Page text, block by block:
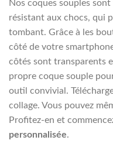
Nos coques souples
résistant aux chocs, qui
tombant. Grâce à les
côté de votre
côtés sont transparents
propre coque souple
outil convivial.
collage. Vous pouvez
Profitez-en et
personnalisée.